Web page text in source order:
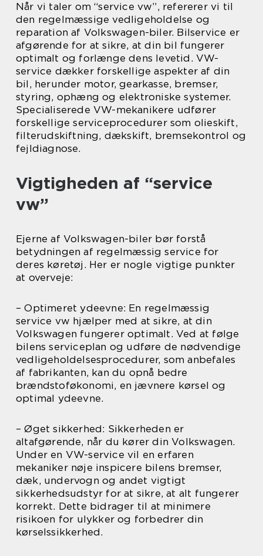
Når vi taler om “service vw”, refererer vi til
den regelmæssige vedligeholdelse og
reparation af Volkswagen-biler. Bilservice er
afgørende for at sikre, at din bil fungerer
optimalt og forlænge dens levetid. VW-
service dækker forskellige aspekter af din
bil, herunder motor, gearkasse, bremser,
styring, ophæng og elektroniske systemer.
Specialiserede VW-mekanikere udfører
forskellige serviceprocedurer som olieskift,
filterudskiftning, dækskift, bremsekontrol og
fejldiagnose.
Vigtigheden af “service
vw”
Ejerne af Volkswagen-biler bør forstå
betydningen af regelmæssig service for
deres køretøj. Her er nogle vigtige punkter
at overveje:
– Optimeret ydeevne: En regelmæssig
service vw hjælper med at sikre, at din
Volkswagen fungerer optimalt. Ved at følge
bilens serviceplan og udføre de nødvendige
vedligeholdelsesprocedurer, som anbefales
af fabrikanten, kan du opnå bedre
brændstoføkonomi, en jævnere kørsel og
optimal ydeevne.
– Øget sikkerhed: Sikkerheden er
altafgørende, når du kører din Volkswagen.
Under en VW-service vil en erfaren
mekaniker nøje inspicere bilens bremser,
dæk, undervogn og andet vigtigt
sikkerhedsudstyr for at sikre, at alt fungerer
korrekt. Dette bidrager til at minimere
risikoen for ulykker og forbedrer din
kørselssikkerhed.